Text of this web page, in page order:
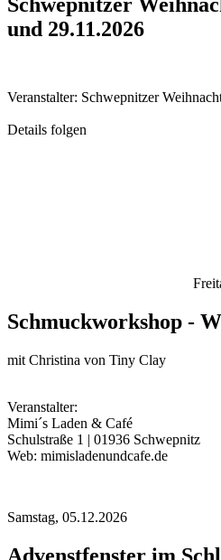
und 29.11.2026
Veranstalter: Schwepnitzer
Details folgen
Schmuckworkshop -
mit Christina von Tiny Clay
Veranstalter:
Mimi´s Laden & Café
Schulstraße 1 | 01936 Schwepnitz
Web: mimisladenundcafe.de
Samstag, 05.12.2026